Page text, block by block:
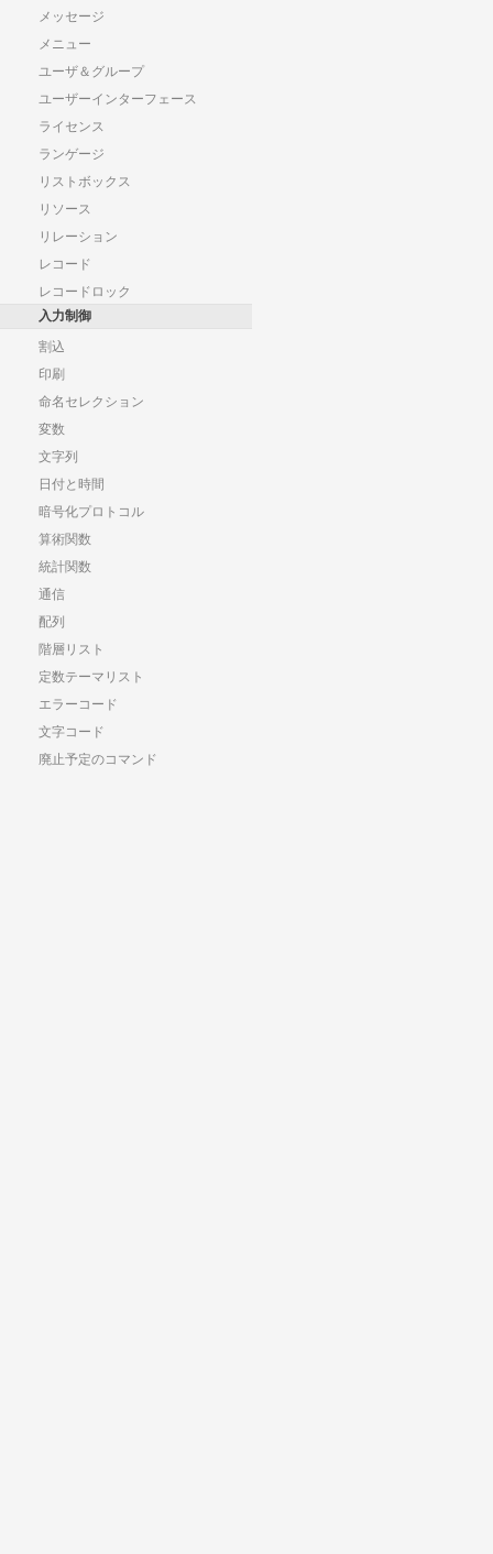
メッセージ
メニュー
ユーザ＆グループ
ユーザーインターフェース
ライセンス
ランゲージ
リストボックス
リソース
リレーション
レコード
レコードロック
入力制御
割込
印刷
命名セレクション
変数
文字列
日付と時間
暗号化プロトコル
算術関数
統計関数
通信
配列
階層リスト
定数テーマリスト
エラーコード
文字コード
廃止予定のコマンド